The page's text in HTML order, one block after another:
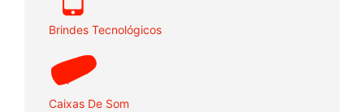
Brindes Tecnológicos
Caixas De Som